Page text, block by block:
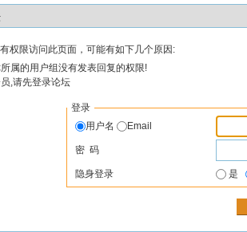
权限访问此页面，可能有如下几个原因:
属的用户组没有发表回复的权限!
,请先登录论坛
登录
用户名
Email
密 码
隐身登录 是